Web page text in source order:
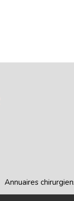
Annuaires